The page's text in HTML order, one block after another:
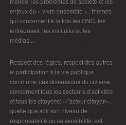
enjeux du « vivre ensemble » ; thèmes
qui concernent à la fois les ONG, les
entreprises, les institutions, les
médias....
Respect des règles, respect des autres
et participation à la vie publique
commune, ces dimensions du civisme
concernent tous les secteurs d’activités
et tous les citoyens: «l’acteur-citoyen»,
quelle que soit son niveau de
responsabilité ou sa sensibilité, est